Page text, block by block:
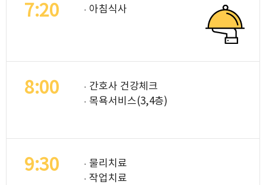
7:20 · 아침식사
8:00
· 간호사 건강체크
· 목욕서비스(3,4층)
9:30
· 물리치료
· 작업치료